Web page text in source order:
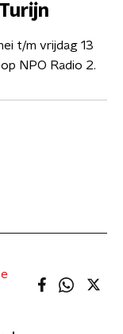
t/m vrijdag 13
NPO Radio 2.